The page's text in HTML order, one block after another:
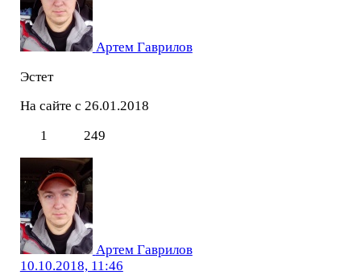
Артем Гаврилов
Эстет
На сайте с 26.01.2018
1
249
Артем Гаврилов
10.10.2018, 11:46